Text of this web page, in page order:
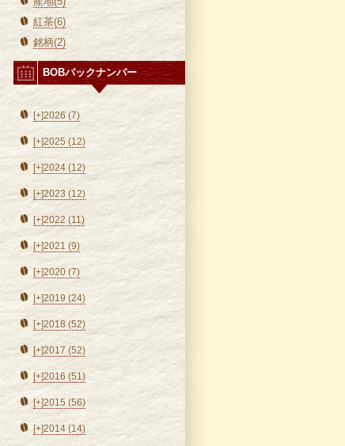
紅茶(6)
銘柄(2)
BOBバックナンバー
[+]2026 (7)
[+]2025 (12)
[+]2024 (12)
[+]2023 (12)
[+]2022 (11)
[+]2021 (9)
[+]2020 (7)
[+]2019 (24)
[+]2018 (52)
[+]2017 (52)
[+]2016 (51)
[+]2015 (56)
[+]2014 (14)